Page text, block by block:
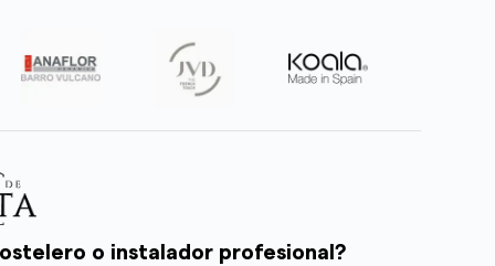
o instalador profesional?